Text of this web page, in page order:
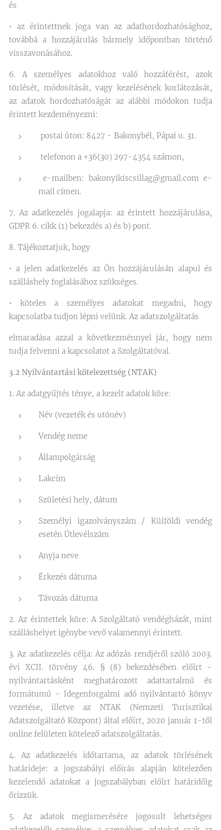
és
• az érintettnek joga van az adathordozhatósághoz,
továbbá a hozzájárulás bármely időpontban történő
visszavonásához.
6. A személyes adatokhoz való hozzáférést, azok
törlését, módosítását, vagy kezelésének korlátozását,
az adatok hordozhatóságát az alábbi módokon tudja
érintett kezdeményezni:
postai úton: 8427 - Bakonybél, Pápai u. 31.
telefonon a +36(30) 297-4354 számon,
e-mailben: bakonyikiscsillag@gmail.com e-
mail címen.
7. Az adatkezelés jogalapja: az érintett hozzájárulása,
GDPR 6. cikk (1) bekezdés a) és b) pont.
8. Tájékoztatjuk, hogy
• a jelen adatkezelés az Ön hozzájárulásán alapul és
szálláshely foglalásához szükséges.
• köteles a személyes adatokat megadni, hogy
kapcsolatba tudjon lépni velünk. Az adatszolgáltatás
elmaradása azzal a következménnyel jár, hogy nem
tudja felvenni a kapcsolatot a Szolgáltatóval.
3.2 Nyilvántartási kötelezettség (NTAK)
1. Az adatgyűjtés ténye, a kezelt adatok köre:
Név (vezeték és utónév)
Vendég neme
Állampolgárság
Lakcím
Születési hely, dátum
Személyi igazolványszám / Külföldi vendég
esetén Útlevélszám
Anyja neve
Érkezés dátuma
Távozás dátuma
2. Az érintettek köre: A Szolgáltató vendégházát, mint
szálláshelyet igénybe vevő valamennyi érintett.
3. Az adatkezelés célja: Az adózás rendjéről szóló 2003.
évi XCII. törvény 46. § (8) bekezdésében előírt -
nyilvántartásként meghatározott adattartalmú és
formátumú - Idegenforgalmi adó nyilvántartó könyv
vezetése, illetve az NTAK (Nemzeti Turisztikai
Adatszolgáltató Központ) által előírt, 2020 január 1-től
online felületen kötelező adatszolgáltatás.
4. Az adatkezelés időtartama, az adatok törlésének
határideje: a jogszabályi előírás alapján kötelezően
kezelendő adatokat a jogszabályban előírt határidőig
őrizzük.
5. Az adatok megismerésére jogosult lehetséges